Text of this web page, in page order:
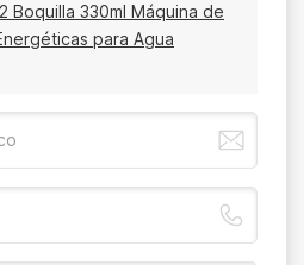
Boquilla 330ml Máquina de
para Agua